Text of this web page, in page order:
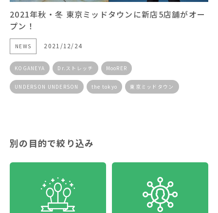
2021年秋・冬 東京ミッドタウンに新店5店舗がオー
プン！
NEWS 2021/12/24
KOGANEYA Dr.ストレッチ MooRER
UNDERSON UNDERSON the tokyo 東京ミッドタウン
別の目的で絞り込み